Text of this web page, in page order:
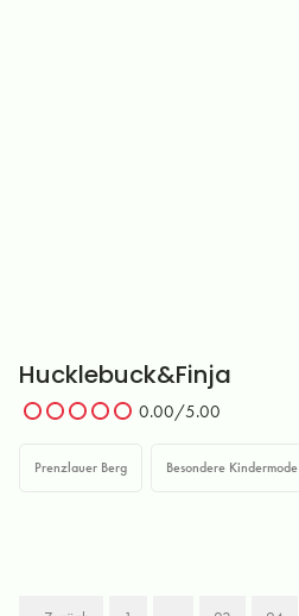
Hucklebuck&Finja
0.00/5.00
Prenzlauer Berg Besondere Kindermode